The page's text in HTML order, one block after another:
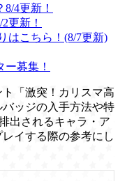
4更新！
更新！
はこちら！(8/7更新)
募集！
「激突！カリスマ高
ッジの入手方法や特
出されるキャラ・ア
イする際の参考にし